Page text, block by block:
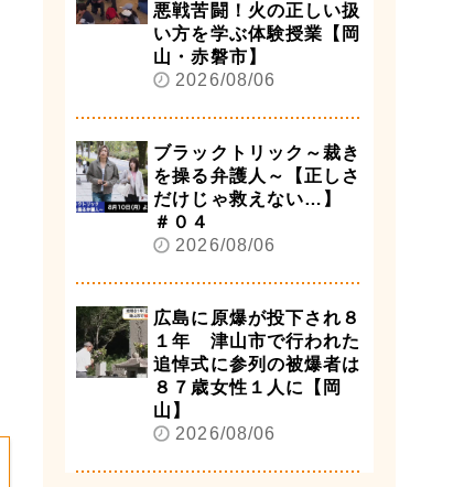
悪戦苦闘！火の正しい扱
い方を学ぶ体験授業【岡
山・赤磐市】
2026/08/06
ブラックトリック～裁き
を操る弁護人～【正しさ
だけじゃ救えない…】
＃０４
2026/08/06
広島に原爆が投下され８
１年 津山市で行われた
追悼式に参列の被爆者は
８７歳女性１人に【岡
山】
2026/08/06